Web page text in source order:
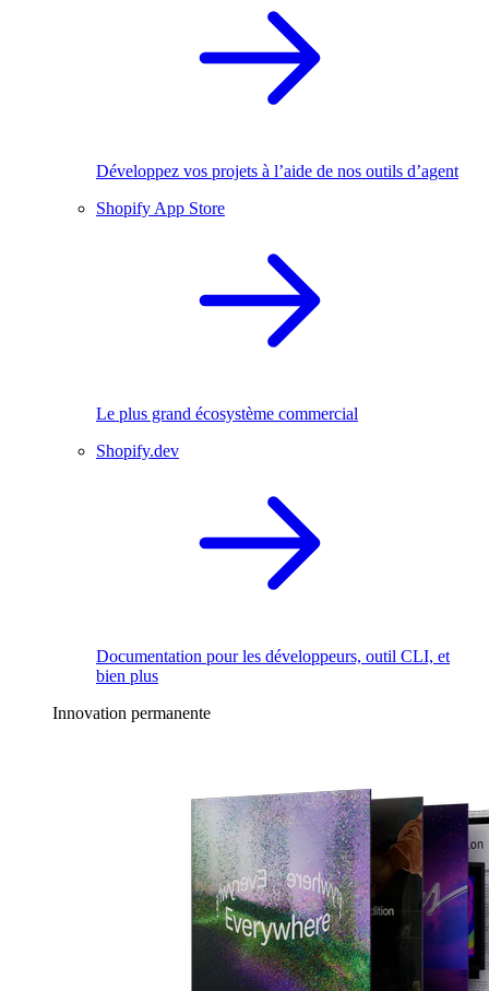
Développez vos projets à l’aide de nos outils d’agent
Shopify App Store
Le plus grand écosystème commercial
Shopify.dev
Documentation pour les développeurs, outil CLI, et
bien plus
Innovation permanente